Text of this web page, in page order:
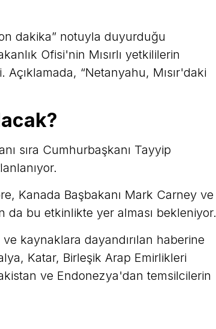
dakika” notuyla duyurduğu
Ofisi'nin Mısırlı yetkililerin
Açıklamada, “Netanyahu, Mısır'daki
sıra Cumhurbaşkanı Tayyip
Kanada Başbakanı Mark Carney ve
da bu etkinlikte yer alması bekleniyor.
kaynaklara dayandırılan haberine
Katar, Birleşik Arap Emirlikleri
ve Endonezya'dan temsilcilerin